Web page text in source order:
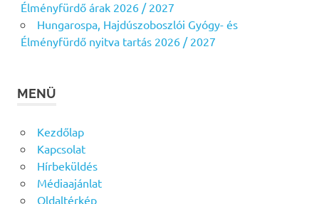
Élményfürdő árak 2026 / 2027
Hungarospa, Hajdúszoboszlói Gyógy- és
Élményfürdő nyitva tartás 2026 / 2027
MENÜ
Kezdőlap
Kapcsolat
Hírbeküldés
Médiaajánlat
Oldaltérkép